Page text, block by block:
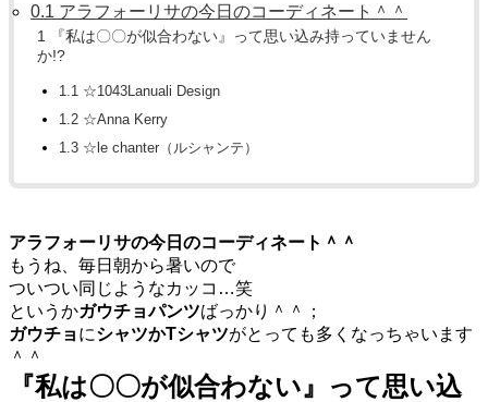
0.1 アラフォーリサの今日のコーディネート＾＾
1
『私は〇〇が似合わない』って思い込み持っていません
か!?
1.1 ☆1043Lanuali Design
1.2 ☆Anna Kerry
1.3 ☆le chanter（ルシャンテ）
アラフォーリサの今日のコーディネート＾＾
もうね、毎日朝から暑いので
ついつい同じようなカッコ…笑
というかガウチョパンツばっかり＾＾；
ガウチョ にシャツかTシャツがとっても多くなっちゃいます
＾＾
『私は〇〇が似合わない』って思い込